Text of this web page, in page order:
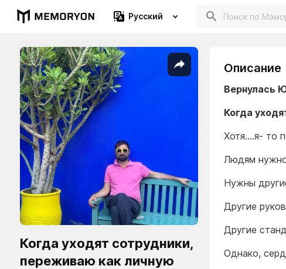
Русский
Когда уходят сотрудники,
переживаю как личную
Описание
Вернулась
Когда
Хотя….я- то
Людям нужно
Нужны
Другие
Другие
Однако,